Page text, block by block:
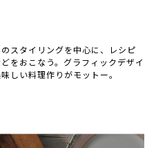
スタイリングを中心に、レシピ
をおこなう。グラフィックデザイ
しい料理作りがモットー。